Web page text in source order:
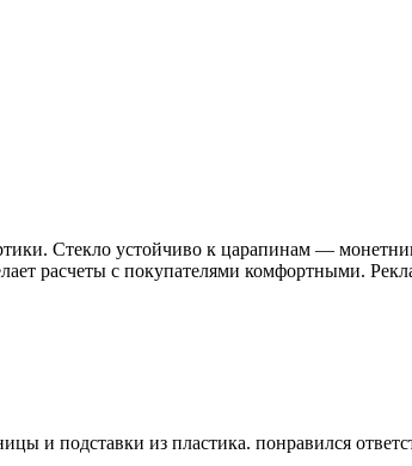
Стекло устойчиво к царапинам —
расчеты с покупателями комфортными.
и подставки из пластика. понравился